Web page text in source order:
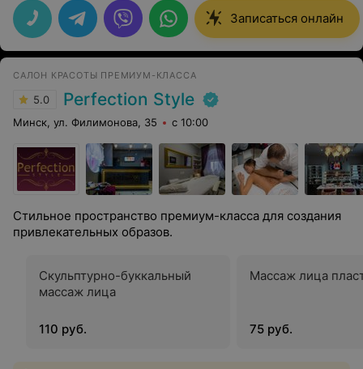
Записаться онлайн
САЛОН КРАСОТЫ ПРЕМИУМ-КЛАССА
5.0 Perfection Style
Минск, ул. Филимонова, 35 с 10:00
Стильное пространство премиум-класса для создания
привлекательных образов.
Скульптурно-буккальный
массаж лица
110 руб.
Массаж лица
75 руб.